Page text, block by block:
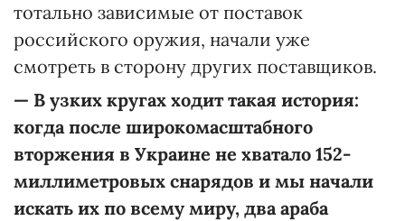
тотально зависимые от поставок
российского оружия, начали уже
смотреть в сторону других поставщиков.
— В узких кругах ходит такая история:
когда после широкомасштабного
вторжения в Украине не хватало 152-
миллиметровых снарядов и мы начали
искать их по всему миру, два араба